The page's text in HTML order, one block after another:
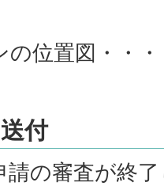
位置図・・
付
の審査が終